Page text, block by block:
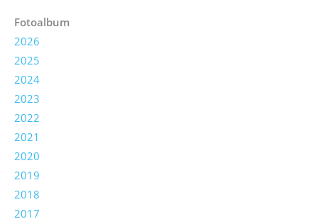
Fotoalbum
2026
2025
2024
2023
2022
2021
2020
2019
2018
2017